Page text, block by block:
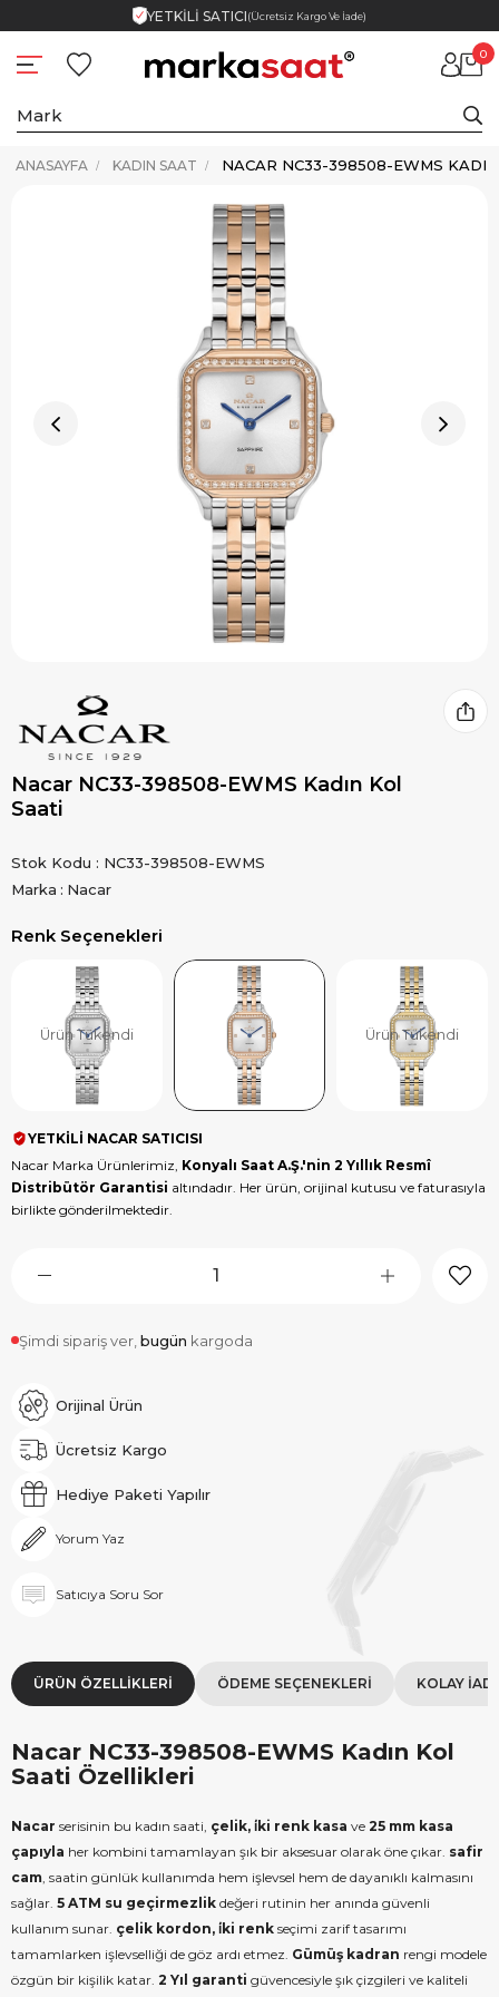
YETKİLİ SATICI(Ücretsiz Kargo Ve İade)
0
ANASAYFA KADIN SAAT NACAR NC33-398508-EWMS
Nacar NC33-398508-EWMS Kadın Kol
Saati
Stok Kodu
NC33-398508-EWMS
Marka : Nacar
Renk Seçenekleri
Ürün Tükendi Ürün Tükendi
YETKİLİ NACAR SATICISI
Nacar Marka Ürünlerimiz, Konyalı Saat A.Ş.'nin 2 Yıllık Resmî
Distribütör Garantisi altındadır. Her ürün, orijinal kutusu ve faturasıyla
birlikte gönderilmektedir.
Şimdi sipariş ver, bugün kargoda
Orijinal Ürün
Ücretsiz Kargo
Hediye Paketi Yapılır
Yorum Yaz
Satıcıya Soru Sor
ÜRÜN ÖZELLIKLERI ÖDEME SEÇENEKLERI KOLAY
Nacar NC33-398508-EWMS Kadın Kol
Saati Özellikleri
Nacar serisinin bu kadın saati, çelik, i̇ki renk kasa ve 25 mm kasa
çapıyla her kombini tamamlayan şık bir aksesuar olarak öne çıkar. safir
cam , saatin günlük kullanımda hem işlevsel hem de dayanıklı kalmasını
sağlar. 5 ATM su geçirmezlik değeri rutinin her anında güvenli
kullanım sunar. çelik kordon, i̇ki renk seçimi zarif tasarımı
tamamlarken işlevselliği de göz ardı etmez. Gümüş kadran rengi modele
özgün bir kişilik katar. 2 Yıl garanti güvencesiyle şık çizgileri ve kaliteli